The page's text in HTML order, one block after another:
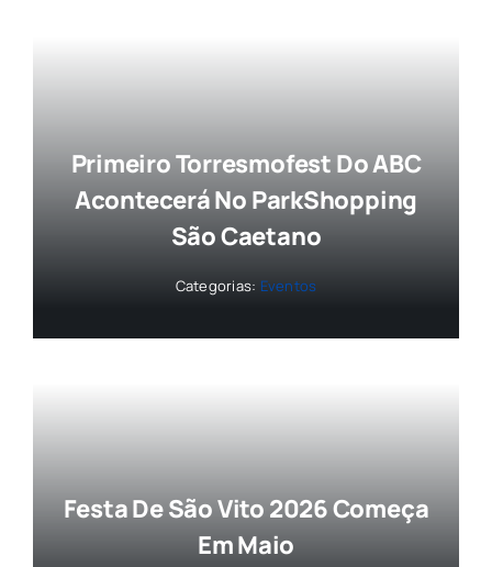
Primeiro Torresmofest Do ABC
Acontecerá No ParkShopping
São Caetano
Categorias: Eventos
Festa De São Vito 2026 Começa
Em Maio